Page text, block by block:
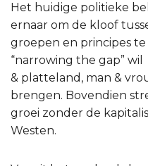
Het huidige politieke
ernaar om de kloof
groepen en principes
“narrowing the gap” wil
& platteland, man &
brengen. Bovendien
groei zonder de
Westen.